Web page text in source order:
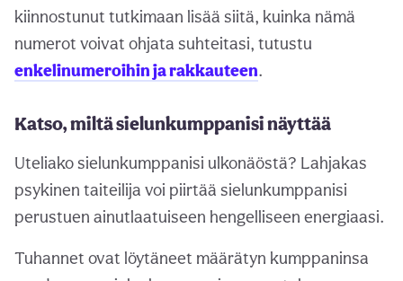
kiinnostunut tutkimaan lisää siitä, kuinka nämä
numerot voivat ohjata suhteitasi, tutustu
enkelinumeroihin ja rakkauteen.
Katso, miltä sielunkumppanisi näyttää
Uteliako sielunkumppanisi ulkonäöstä? Lahjakas
psykinen taiteilija voi piirtää sielunkumppanisi
perustuen ainutlaatuiseen hengelliseen energiaasi.
Tuhannet ovat löytäneet määrätyn kumppaninsa